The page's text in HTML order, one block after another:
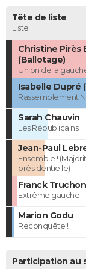
Tête de liste
Liste
Christine Pirès
(Ballotage)
Union de la
Isabelle Dupré
Rassemblement
Sarah Chauvin
Les Républicains
Jean-Paul
Ensemble !
présidentielle)
Franck Truchon
Extrême gauche
Marion Godu
Reconquête !
Participation au